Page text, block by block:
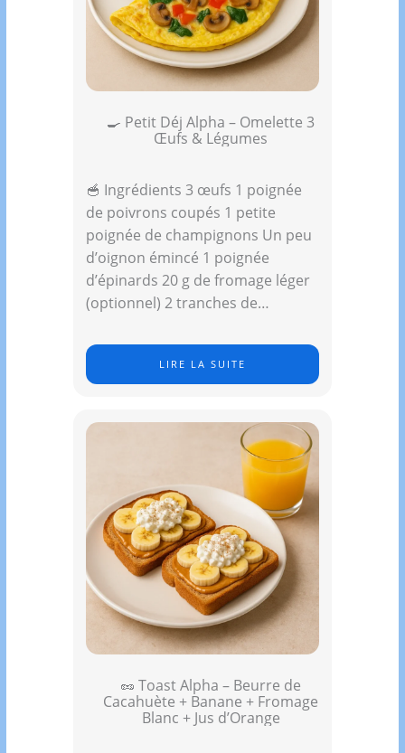
🍳 Petit Déj Alpha – Omelette 3
Œufs & Légumes
🥣 Ingrédients 3 œufs 1 poignée
de poivrons coupés 1 petite
poignée de champignons Un peu
d’oignon émincé 1 poignée
d’épinards 20 g de fromage léger
(optionnel) 2 tranches de…
LIRE LA SUITE
🥜 Toast Alpha – Beurre de
Cacahuète + Banane + Fromage
Blanc + Jus d’Orange